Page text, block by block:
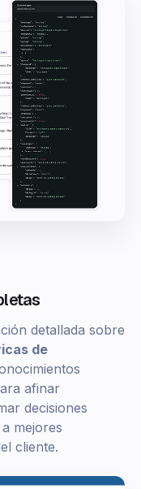
detallada sobre
de
afinar
decisiones
mejores
cliente.